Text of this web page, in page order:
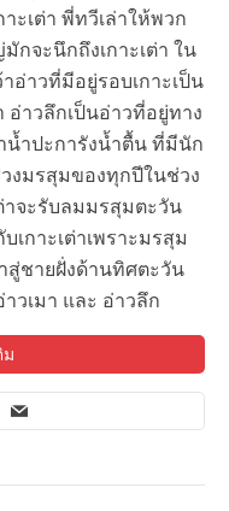
ะเต่า พี่ทวีเล่าให้พวก
กจะนึกถึงเกาะเต่า ใน
อ่าวที่มีอยู่รอบเกาะเป็น
าวลึกเป็นอ่าวที่อยู่ทาง
น้ำปะการังน้ำตื้น ที่มีนัก
งมรสุมของทุกปีในช่วง
าจะรับลมมรสุมตะวัน
เกาะเต่าเพราะมรสุม
สู่ชายฝั่งด้านทิศตะวัน
วเมา และ อ่าวลึก
ม